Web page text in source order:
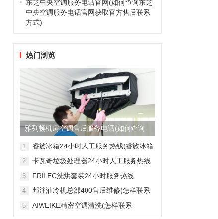
东芝中央空调服务电话官网(如何查询东芝
中央空调服务电话官网获取官方售后联系
方式)
热门浏览
雅列顿机房空调售后服务电话(如何查询
雅列顿机房空调售后服务电...
1
睿族冰箱24小时人工服务热线(睿族冰箱
2
卡瓦奇垃圾处理器24小时人工服务热线
是多少？)
3
FRILEC洗烘套装24小时服务热线
少？)
4
邦注油冷机总部400售后维修(怎样联系
5
AIWEIKE精密空调清洗(怎样联系